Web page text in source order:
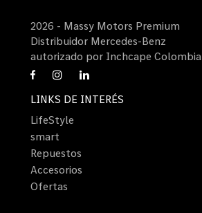
2026 - Massy Motors Premium
Distribuidor Mercedes-Benz
autorizado por Inchcape Colombia
LINKS DE INTERÉS
LifeStyle
smart
Repuestos
Accesorios
Ofertas